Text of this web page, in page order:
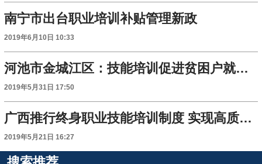
南宁市出台职业培训补贴管理新政
2019年6月10日 10:33
河池市金城江区：技能培训促进贫困户就业增收
2019年5月31日 17:50
广西推行终身职业技能培训制度 实现高质量就业
2019年5月21日 16:27